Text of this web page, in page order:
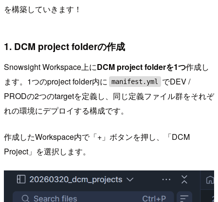
を構築していきます！
1. DCM project folderの作成
Snowsight Workspace上にDCM project folderを1つ作成し
ます。1つのproject folder内に manifest.yml
でDEV /
PRODの2つのtargetを定義し、同じ定義ファイル群をそれぞ
れの環境にデプロイする構成です。
作成したWorkspace内で「+」ボタンを押し、「DCM
Project」を選択します。